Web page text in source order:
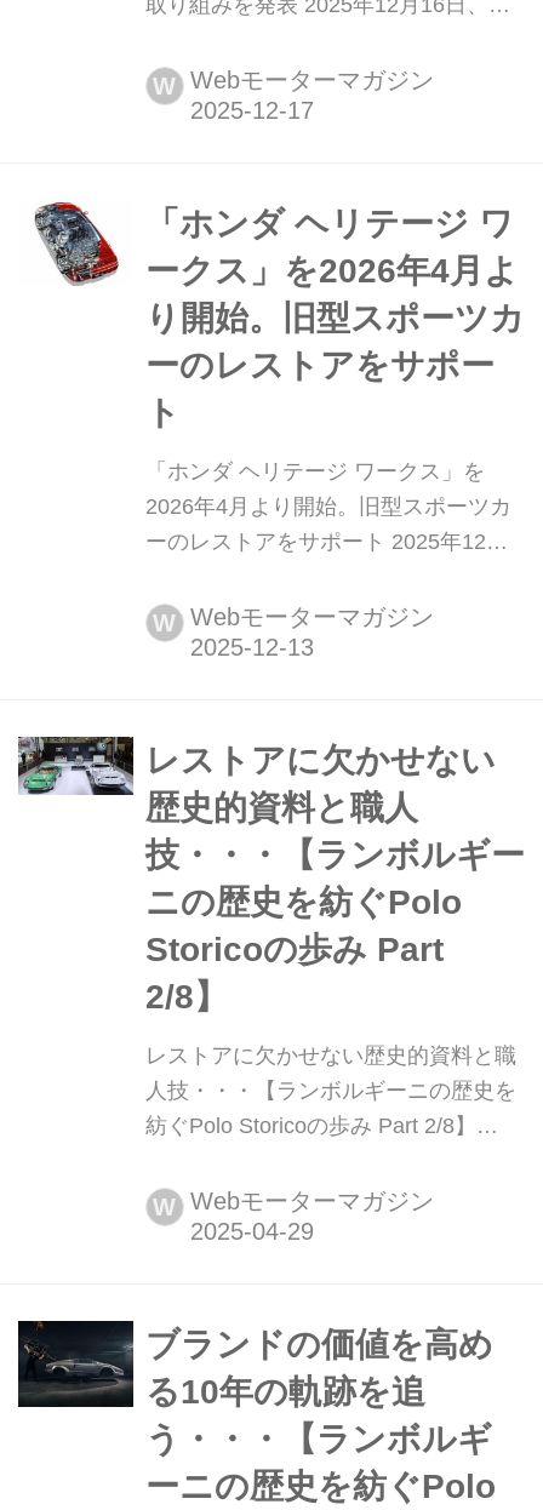
取り組みを発表 2025年12月16日、日
スポーツ&カスタマイズ(以下、NMC)
は、「NISMO」ブランドを通じて日産
W Webモーターマガジン
「ホンダ ヘリテージ ワ
ークス」を2026年4月よ
り開始。旧型スポーツカ
ーのレストアをサポー
ト
「ホンダ ヘリテージ ワークス」を
2026年4月より開始。旧型スポーツカ
ーのレストアをサポート 2025年12月
続けたいユーザーのために、旧型スポ
ーツタイプの車種を対象に、販売終了
ンダ ヘリテージ ワークス(Honda
Heritage Works)」を2026年4月1...
W Webモーターマガジン
レストアに欠かせない
歴史的資料と職人
技・・・【ランボルギー
ニの歴史を紡ぐPolo
Storicoの歩み Part
2/8】
レストアに欠かせない歴史的資料と職
人技・・・【ランボルギーニの歴史を
紡ぐPolo Storicoの歩み Part 2/8】
が生み出してきた数々の名車のレガシ
ーを残すため、2015年に誕生した「ポ
てみることにする。今回はその2回目
は、レストアに対するこだわりの「第
一歩」について紹介しよう。
W Webモーターマガジン
ブランドの価値を高め
る10年の軌跡を追
う・・・【ランボルギ
ーニの歴史を紡ぐPolo